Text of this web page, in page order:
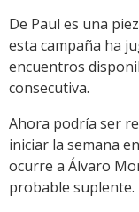
De Paul es una
esta campaña ha
encuentros
consecutiva.
Ahora podría ser
iniciar la semana
ocurre a Álvaro
probable suplente.